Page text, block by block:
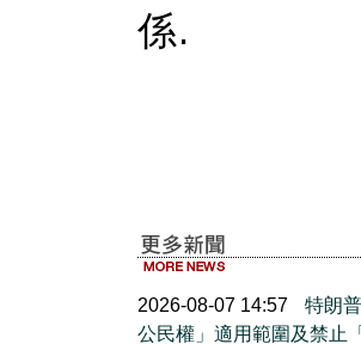
係.
2026-08-07 14:57
特朗
公民權」適用範圍及禁止